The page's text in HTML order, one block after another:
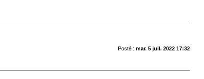
Posté : mar. 5 juil. 2022 17:32